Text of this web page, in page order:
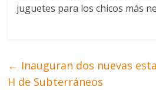
juguetes para los chicos más
← Inauguran dos nuevas
H de Subterráneos